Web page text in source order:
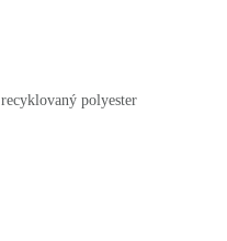
polyester